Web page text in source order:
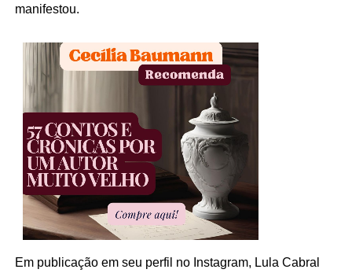
manifestou.
Em publicação em seu perfil no Instagram, Lula Cabral